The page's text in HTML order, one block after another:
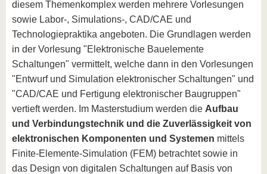
diesem Themenkomplex werden mehrere Vorlesungen
sowie Labor-, Simulations-, CAD/CAE und
Technologiepraktika angeboten. Die Grundlagen werden
in der Vorlesung "Elektronische Bauelemente
Schaltungen" vermittelt, welche dann in den Vorlesungen
"Entwurf und Simulation elektronischer Schaltungen" und
"CAD/CAE und Fertigung elektronischer Baugruppen"
vertieft werden. Im Masterstudium werden die Aufbau
und Verbindungstechnik und die Zuverlässigkeit von
elektronischen Komponenten und Systemen mittels
Finite-Elemente-Simulation (FEM) betrachtet sowie in
das Design von digitalen Schaltungen auf Basis von